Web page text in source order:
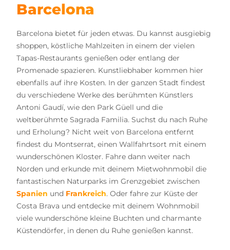
Barcelona
Barcelona bietet für jeden etwas. Du kannst ausgiebig
shoppen, köstliche Mahlzeiten in einem der vielen
Tapas-Restaurants genießen oder entlang der
Promenade spazieren. Kunstliebhaber kommen hier
ebenfalls auf ihre Kosten. In der ganzen Stadt findest
du verschiedene Werke des berühmten Künstlers
Antoni Gaudí, wie den Park Güell und die
weltberühmte Sagrada Familia. Suchst du nach Ruhe
und Erholung? Nicht weit von Barcelona entfernt
findest du Montserrat, einen Wallfahrtsort mit einem
wunderschönen Kloster. Fahre dann weiter nach
Norden und erkunde mit deinem Mietwohnmobil die
fantastischen Naturparks im Grenzgebiet zwischen
Spanien und Frankreich. Oder fahre zur Küste der
Costa Brava und entdecke mit deinem Wohnmobil
viele wunderschöne kleine Buchten und charmante
Küstendörfer, in denen du Ruhe genießen kannst.